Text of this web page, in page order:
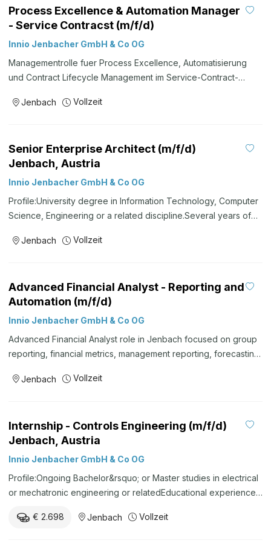
Process Excellence & Automation Manager
- Service Contracst (m/f/d)
Innio Jenbacher GmbH & Co OG
Managementrolle fuer Process Excellence, Automatisierung
und Contract Lifecycle Management im Service-Contract-
Jenbach
Vollzeit
Senior Enterprise Architect (m/f/d)
Jenbach, Austria
Innio Jenbacher GmbH & Co OG
Profile:University degree in Information Technology, Computer
Science, Engineering or a related discipline.Several years of
a comparable IT role within an international organization.
establishing and maintaining architecture standards, policies
and technology governance.Experience developing
technology roadmaps and aligning IT strategy with business
APIs, middleware and interface architecture. Broad
understanding of business applications such as ERP, CRM,
manufacturing systems, data platforms and cloud-based
Jenbach Vollzeit
Advanced Financial Analyst - Reporting and
Automation (m/f/d)
Innio Jenbacher GmbH & Co OG
Advanced Financial Analyst role in Jenbach focused on group
reporting, financial metrics, management reporting, forecasting
Jenbach
Vollzeit
Internship - Controls Engineering (m/f/d)
Jenbach, Austria
Innio Jenbacher GmbH & Co OG
Profile:Ongoing Bachelor&rsquo; or Master studies in electrical
or mechatronic engineering or relatedEducational experience
modelling of electrical equipment, electrical machines, power
€ 2.698 Jenbach Vollzeit